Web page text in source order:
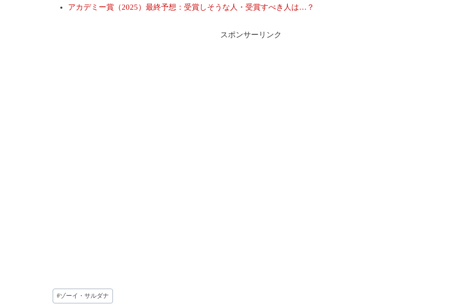
アカデミー賞（2025）最終予想：受賞しそうな人・受賞すべき人は…？
スポンサーリンク
投
稿
#ゾーイ・サルダナ